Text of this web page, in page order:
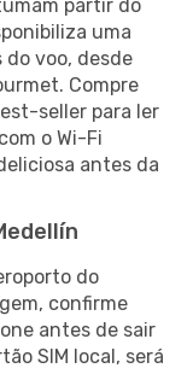
partir do
uma
voo, desde
Compre
seller para ler
o Wi-Fi
antes da
do
confirme
antes de sair
SIM local, será